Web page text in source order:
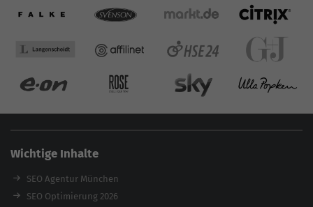
Wichtige Inhalte
SEO Agentur München
SEO Optimierung 2026